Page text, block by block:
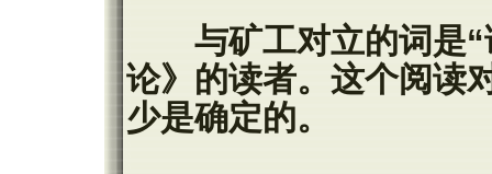
与矿工对立的词是“
论》的读者。这个阅读
少是确定的。